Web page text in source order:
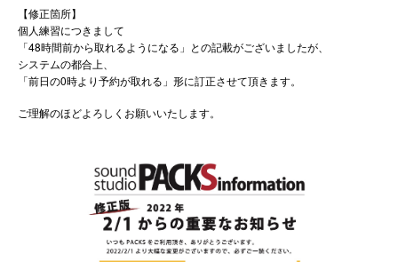
【修正箇所】
個人練習につきまして
「48時間前から取れるようになる」との記載がございましたが、
システムの都合上、
「前日の0時より予約が取れる」形に訂正させて頂きます。
ご理解のほどよろしくお願いいたします。